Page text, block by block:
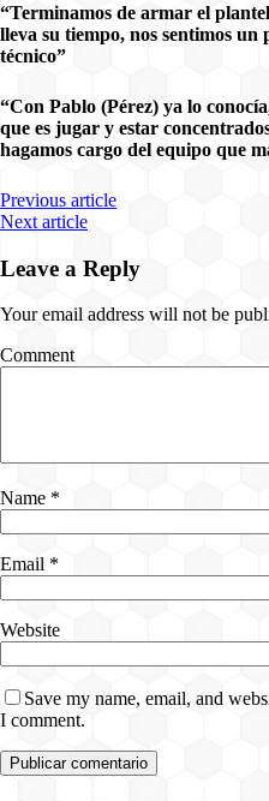
“Terminamos de armar el
lleva su tiempo, nos sentimos un
técnico”
“Con Pablo (Pérez) ya lo
que es jugar y estar
hagamos cargo del equipo que
Previous article
Next article
Leave a Reply
Your email address will not be
Comment
Name *
Email *
Website
Save my name, email, and
I comment.